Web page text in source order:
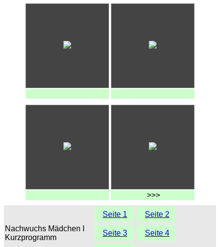
>>>
Nachwuchs Mädchen I
Kurzprogramm
Seite 1 Seite 2
Seite 3 Seite 4